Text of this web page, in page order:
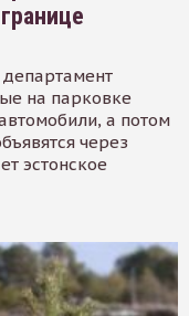
на парковке
а потом
через
эстонское